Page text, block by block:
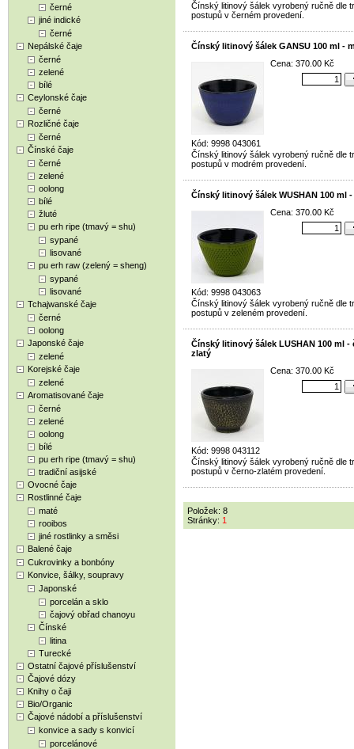
černé
jiné indické
černé
Nepálské čaje
černé
zelené
bílé
Ceylonské čaje
černé
Rozličné čaje
černé
Čínské čaje
černé
zelené
oolong
bílé
žluté
pu erh ripe (tmavý = shu)
sypané
lisované
pu erh raw (zelený = sheng)
sypané
lisované
Tchajwanské čaje
černé
oolong
Japonské čaje
zelené
Korejské čaje
zelené
Aromatisované čaje
černé
zelené
oolong
bílé
pu erh ripe (tmavý = shu)
tradiční asijské
Ovocné čaje
Rostlinné čaje
maté
rooibos
jiné rostlinky a směsi
Balené čaje
Cukrovinky a bonbóny
Konvice, šálky, soupravy
Japonské
porcelán a sklo
čajový obřad chanoyu
Čínské
litina
Turecké
Ostatní čajové příslušenství
Čajové dózy
Knihy o čaji
Bio/Organic
Čajové nádobí a příslušenství
konvice a sady s konvicí
porcelánové
Čínský litinový šálek vyrobený ručně dle
postupů v černém provedení.
Čínský litinový šálek GANSU 100 ml -
Kód: 9998 043061
Cena: 370.00 Kč
Čínský litinový šálek vyrobený ručně dle
postupů v modrém provedení.
Čínský litinový šálek WUSHAN 100 ml
Kód: 9998 043063
Cena: 370.00 Kč
Čínský litinový šálek vyrobený ručně dle
postupů v zeleném provedení.
Čínský litinový šálek LUSHAN 100 ml -
zlatý
Kód: 9998 043112
Cena: 370.00 Kč
Čínský litinový šálek vyrobený ručně dle
postupů v černo-zlatém provedení.
Položek: 8
Stránky: 1